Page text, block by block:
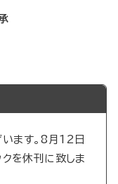
ます。8月12日
クを休刊に致しま